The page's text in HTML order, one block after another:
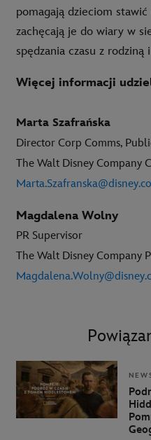
pomagają dzieciom
zachęcają je do wiary w
spędzania czasu z rodziną
Więcej informacji
Marta Szafrańska
Director Corp Comms,
The Walt Disney Company
Magdalena Wolny
PR Supervisor
The Walt Disney Company